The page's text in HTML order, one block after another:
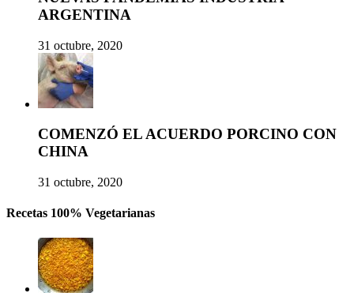
ARGENTINA
31 octubre, 2020
COMENZÓ EL ACUERDO PORCINO CON
CHINA
31 octubre, 2020
Recetas 100% Vegetarianas